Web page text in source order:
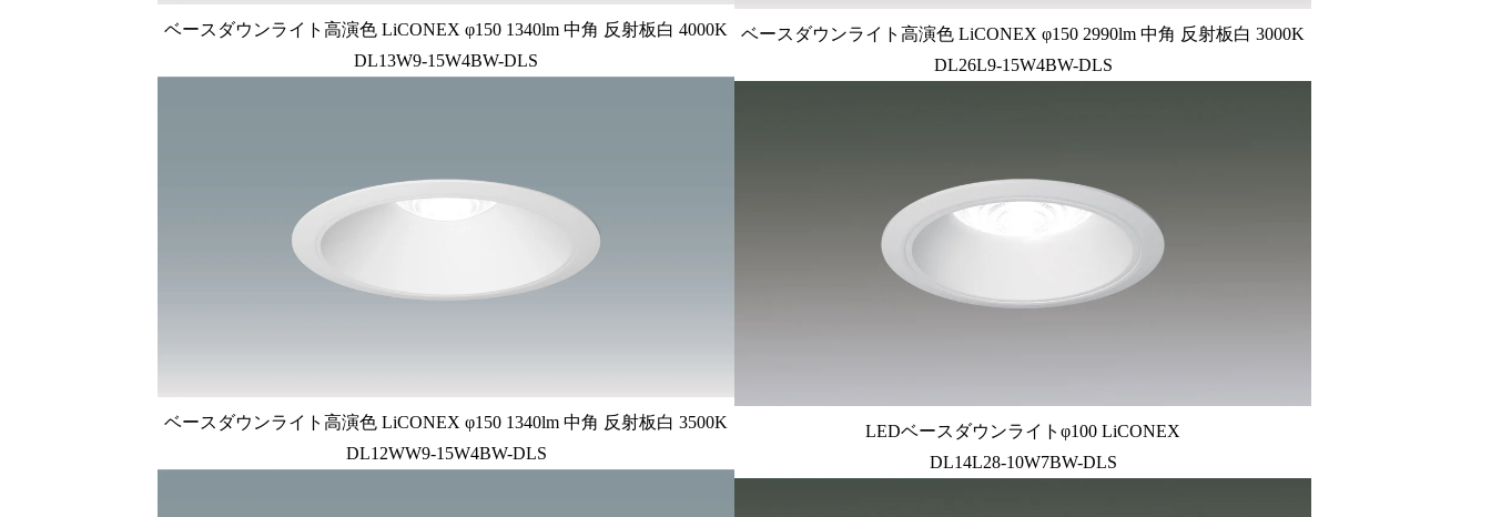
ベースダウンライト高演色 LiCONEX φ150 1340lm 中角 反射板白 4000K
DL13W9-15W4BW-DLS
ベースダウンライト高演色 LiCONEX φ150 1340lm 中角 反射板白 3500K
DL12WW9-15W4BW-DLS
ベースダウンライト高演色 LiCONEX φ150 2990lm 中角 反射板白 3000K
DL26L9-15W4BW-DLS
LEDベースダウンライトφ100 LiCONEX
DL14L28-10W7BW-DLS